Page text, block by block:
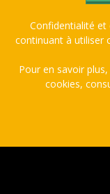
Confidentialité et
continuant à utiliser
Pour en savoir
cookies,